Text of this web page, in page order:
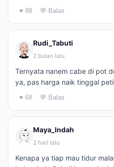
♥ 88 💬 Balas
Rudi_Tabuti
2 bulan lalu
Ternyata nanem cabe di pot
ya, pas harga naik tinggal
♥ 68 💬 Balas
Maya_Indah
2 hari lalu
Kenapa ya tiap mau tidur